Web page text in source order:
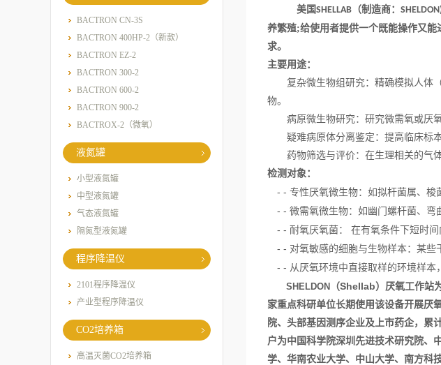
BACTRON CN-3S
BACTRON 400HP-2（新款）
BACTRON EZ-2
BACTRON 300-2
BACTRON 600-2
BACTRON 900-2
BACTROX-2（微氧）
液氮罐
小型液氮罐
中型液氮罐
气态液氮罐
隔氮型液氮罐
程序降温仪
2101程序降温仪
产业型程序降温仪
CO2培养箱
高温灭菌CO2培养箱
美国SHELLAB （制造商：
养繁殖;给使用者提供一个既能操作又能
求。
主要用途：
复杂微生物组研究：精确模拟人体
物。
病原微生物研究：研究微需氧或厌
疑难病原体分离鉴定：提高临床标
药物筛选与评价：在生理相关的气
检测对象：
- - 专性厌氧微生物：如拟杆菌属、梭
- - 微需氧微生物：如幽门螺杆菌、弯
- - 耐氧厌氧菌： 在有氧条件下短时间
- - 对氧敏感的细胞与生物样本：某些
- - 从厌氧环境中直接取样的环境样本
SHELDON
（Shellab）厌氧工作站
家重点科研单位长期使用该设备开展厌
院、头部基因测序企业及上市药企，累
户为中国科学院深圳先进技术研究院、
学、华南农业大学、中山大学、南方科